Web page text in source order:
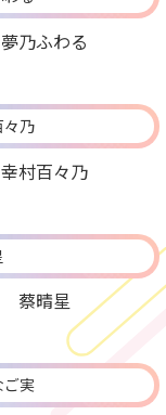
夢乃ふわる
幸村百々乃
蔡晴星